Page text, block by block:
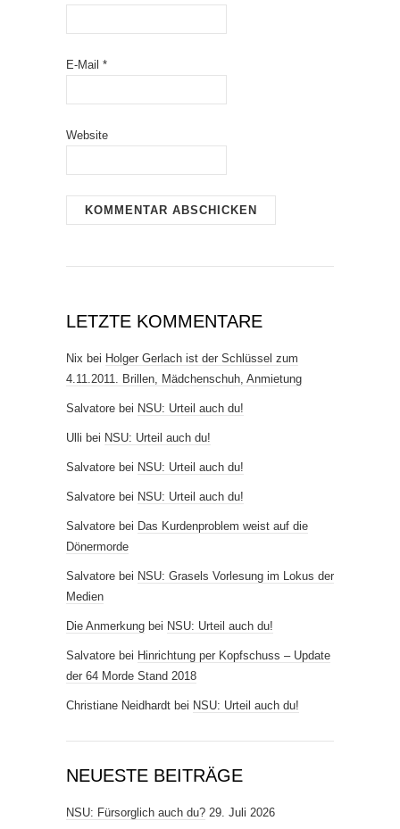
E-Mail *
Website
LETZTE KOMMENTARE
Nix bei Holger Gerlach ist der Schlüssel zum
4.11.2011. Brillen, Mädchenschuh, Anmietung
Salvatore bei NSU: Urteil auch du!
Ulli bei NSU: Urteil auch du!
Salvatore bei NSU: Urteil auch du!
Salvatore bei NSU: Urteil auch du!
Salvatore bei Das Kurdenproblem weist auf die
Dönermorde
Salvatore bei NSU: Grasels Vorlesung im Lokus der
Medien
Die Anmerkung bei NSU: Urteil auch du!
Salvatore bei Hinrichtung per Kopfschuss – Update
der 64 Morde Stand 2018
Christiane Neidhardt bei NSU: Urteil auch du!
NEUESTE BEITRÄGE
NSU: Fürsorglich auch du? 29. Juli 2026